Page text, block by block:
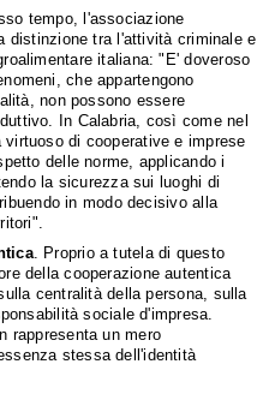
tempo, l'associazione
distinzione tra l'attività criminale e
italiana: "E' doveroso
che appartengono
non possono essere
In Calabria, così come nel
di cooperative e imprese
delle norme, applicando i
la sicurezza sui luoghi di
in modo decisivo alla
. Proprio a tutela di questo
della cooperazione autentica
centralità della persona, sulla
sociale d'impresa.
rappresenta un mero
stessa dell'identità